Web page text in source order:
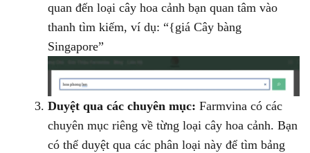
quan đến loại cây hoa cảnh bạn quan tâm vào
thanh tìm kiếm, ví dụ: “{giá Cây bàng
Singapore”
Duyệt qua các chuyên mục: Farmvina có các
chuyên mục riêng về từng loại cây hoa cảnh. Bạn
có thể duyệt qua các phân loại này để tìm bảng